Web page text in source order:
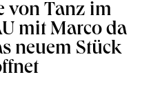
von Tanz im
mit Marco da
neuem Stück